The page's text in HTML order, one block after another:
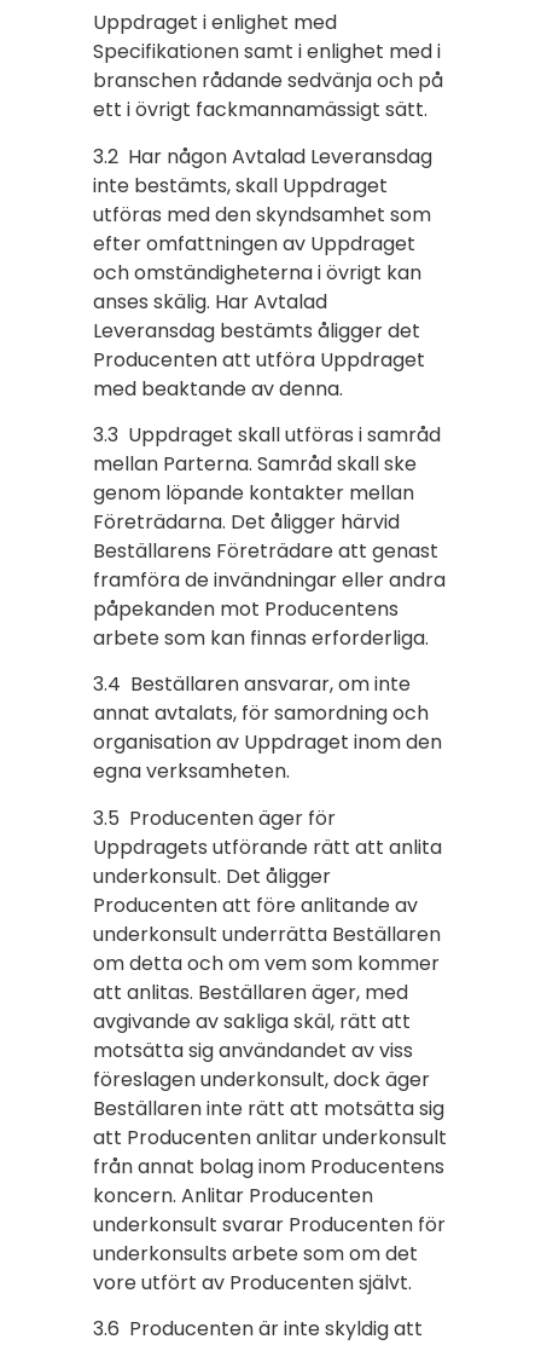
Uppdraget i enlighet med
Specifikationen samt i enlighet med i
branschen rådande sedvänja och på
ett i övrigt fackmannamässigt sätt.
3.2 Har någon Avtalad Leveransdag
inte bestämts, skall Uppdraget
utföras med den skyndsamhet som
efter omfattningen av Uppdraget
och omständigheterna i övrigt kan
anses skälig. Har Avtalad
Leveransdag bestämts åligger det
Producenten att utföra Uppdraget
med beaktande av denna.
3.3 Uppdraget skall utföras i samråd
mellan Parterna. Samråd skall ske
genom löpande kontakter mellan
Företrädarna. Det åligger härvid
Beställarens Företrädare att genast
framföra de invändningar eller andra
påpekanden mot Producentens
arbete som kan finnas erforderliga.
3.4 Beställaren ansvarar, om inte
annat avtalats, för samordning och
organisation av Uppdraget inom den
egna verksamheten.
3.5 Producenten äger för
Uppdragets utförande rätt att anlita
underkonsult. Det åligger
Producenten att före anlitande av
underkonsult underrätta Beställaren
om detta och om vem som kommer
att anlitas. Beställaren äger, med
avgivande av sakliga skäl, rätt att
motsätta sig användandet av viss
föreslagen underkonsult, dock äger
Beställaren inte rätt att motsätta sig
att Producenten anlitar underkonsult
från annat bolag inom Producentens
koncern. Anlitar Producenten
underkonsult svarar Producenten för
underkonsults arbete som om det
vore utfört av Producenten självt.
3.6 Producenten är inte skyldig att